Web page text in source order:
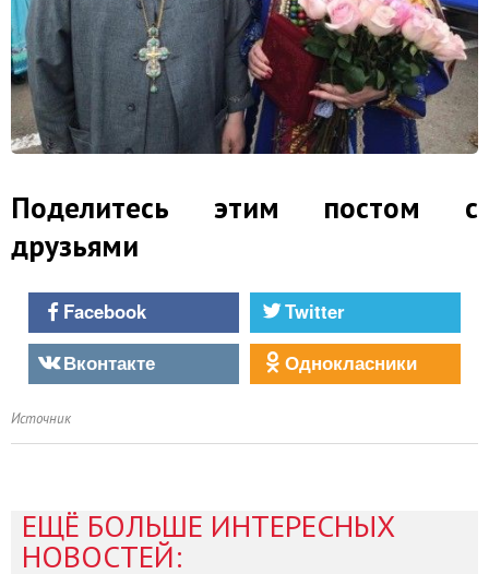
Поделитесь этим постом с
друзьями
Facebook
Twitter
Вконтакте
Однокласники
Источник
ЕЩЁ БОЛЬШЕ ИНТЕРЕСНЫХ
НОВОСТЕЙ: